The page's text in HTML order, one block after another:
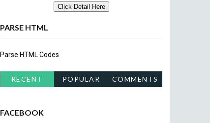
PARSE HTML
Parse HTML Codes
RECENT POPULAR COMMENTS
FACEBOOK